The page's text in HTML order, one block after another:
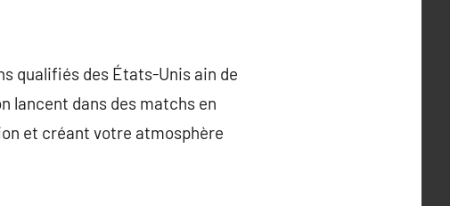
qualifiés des États-Unis ain de
lancent dans des matchs en
et créant votre atmosphère